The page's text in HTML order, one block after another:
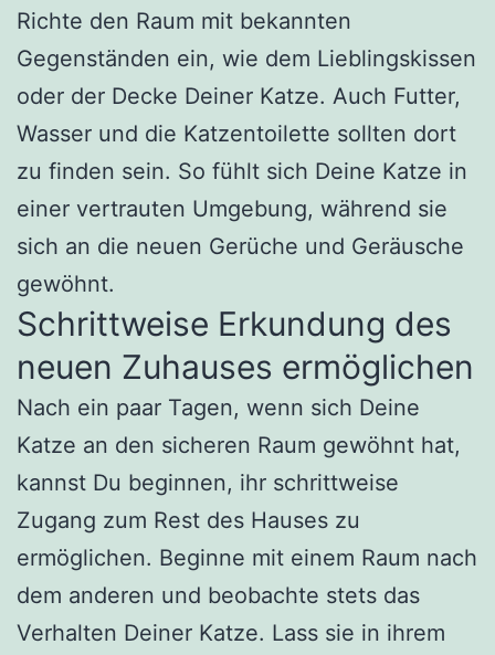
Richte den Raum mit bekannten
Gegenständen ein, wie dem Lieblingskissen
oder der Decke Deiner Katze. Auch Futter,
Wasser und die Katzentoilette sollten dort
zu finden sein. So fühlt sich Deine Katze in
einer vertrauten Umgebung, während sie
sich an die neuen Gerüche und Geräusche
gewöhnt.
Schrittweise Erkundung des
neuen Zuhauses ermöglichen
Nach ein paar Tagen, wenn sich Deine
Katze an den sicheren Raum gewöhnt hat,
kannst Du beginnen, ihr schrittweise
Zugang zum Rest des Hauses zu
ermöglichen. Beginne mit einem Raum nach
dem anderen und beobachte stets das
Verhalten Deiner Katze. Lass sie in ihrem